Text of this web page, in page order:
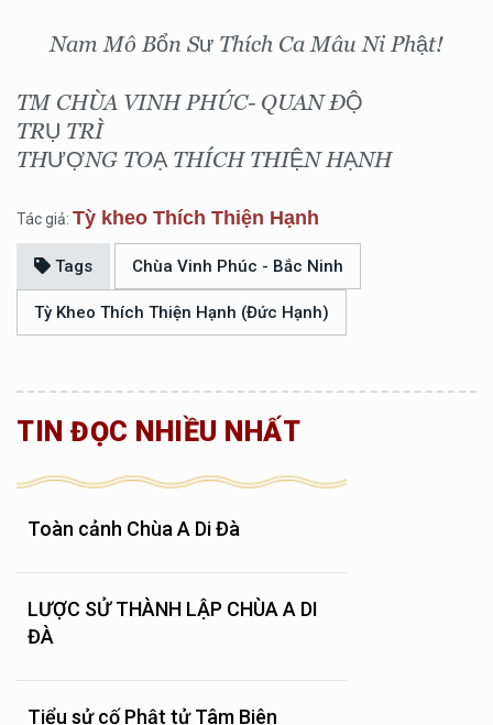
Nam Mô Bổn Sư Thích Ca Mâu Ni Phật!
TM CHÙA VINH PHÚC- QUAN ĐỘ
TRỤ TRÌ
THƯỢNG TOẠ THÍCH THIỆN HẠNH
Tác giả: Tỳ kheo Thích Thiện Hạnh
Tags Chùa Vinh Phúc - Bắc Ninh
Tỳ Kheo Thích Thiện Hạnh (Đức Hạnh)
TIN ĐỌC NHIỀU NHẤT
Toàn cảnh Chùa A Di Đà
LƯỢC SỬ THÀNH LẬP CHÙA A DI
ĐÀ
Tiểu sử cố Phật tử Tâm Biên